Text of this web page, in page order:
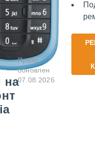
на
Прайс
обновлен
07.08.2026